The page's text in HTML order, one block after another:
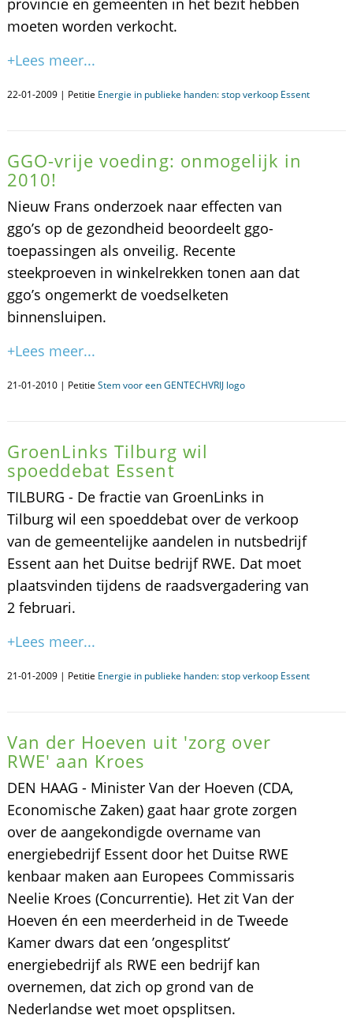
provincie en gemeenten in het bezit hebben
moeten worden verkocht.
+Lees meer...
22-01-2009 | Petitie Energie in publieke handen: stop verkoop Essent
GGO-vrije voeding: onmogelijk in
2010!
Nieuw Frans onderzoek naar effecten van
ggo’s op de gezondheid beoordeelt ggo-
toepassingen als onveilig. Recente
steekproeven in winkelrekken tonen aan dat
ggo’s ongemerkt de voedselketen
binnensluipen.
+Lees meer...
21-01-2010 | Petitie Stem voor een GENTECHVRIJ logo
GroenLinks Tilburg wil
spoeddebat Essent
TILBURG - De fractie van GroenLinks in
Tilburg wil een spoeddebat over de verkoop
van de gemeentelijke aandelen in nutsbedrijf
Essent aan het Duitse bedrijf RWE. Dat moet
plaatsvinden tijdens de raadsvergadering van
2 februari.
+Lees meer...
21-01-2009 | Petitie Energie in publieke handen: stop verkoop Essent
Van der Hoeven uit 'zorg over
RWE' aan Kroes
DEN HAAG - Minister Van der Hoeven (CDA,
Economische Zaken) gaat haar grote zorgen
over de aangekondigde overname van
energiebedrijf Essent door het Duitse RWE
kenbaar maken aan Europees Commissaris
Neelie Kroes (Concurrentie). Het zit Van der
Hoeven én een meerderheid in de Tweede
Kamer dwars dat een ’ongesplitst’
energiebedrijf als RWE een bedrijf kan
overnemen, dat zich op grond van de
Nederlandse wet moet opsplitsen.